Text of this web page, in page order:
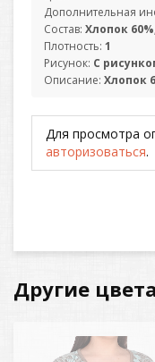
Дополнительная
Состав: Хлопок
Плотность: 1
Рисунок: С
Описание: Хлопок
Для просмотра
авторизоваться.
Другие